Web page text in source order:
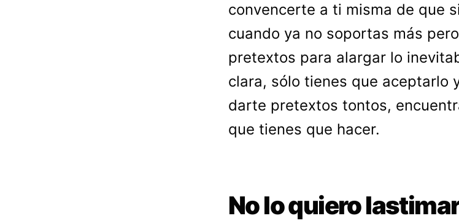
convencerte a ti misma de que
cuando ya no soportas más
pretextos para alargar lo
clara, sólo tienes que aceptarlo
darte pretextos tontos,
que tienes que hacer.
No lo quiero